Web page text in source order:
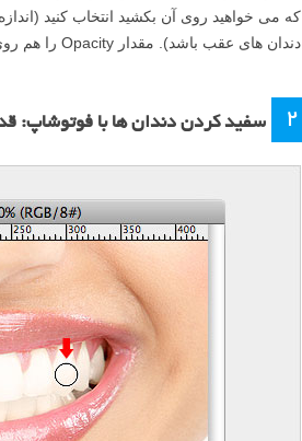
که می خواهید روی آن بکشید انتخاب کنید
دندان های عقب باشد). مقدار Opacity را هم روی ۱۸% بگذارید.
۲ سفید کردن دندان ها با فوتوشاپ: